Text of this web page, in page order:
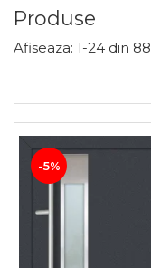
Produse
Afiseaza: 1-24 din 88
-5%